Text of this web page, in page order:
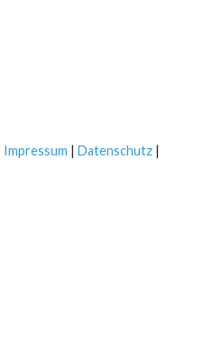
Impressum | Datenschutz |